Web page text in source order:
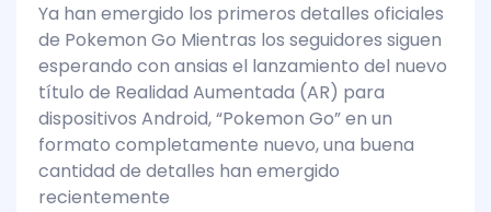
Ya han emergido los primeros detalles oficiales
de Pokemon Go Mientras los seguidores siguen
esperando con ansias el lanzamiento del nuevo
título de Realidad Aumentada (AR) para
dispositivos Android, “Pokemon Go” en un
formato completamente nuevo, una buena
cantidad de detalles han emergido
recientemente